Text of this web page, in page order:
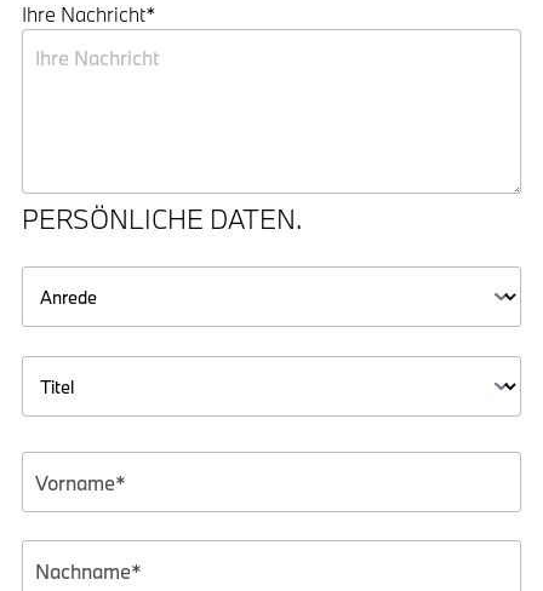
Ihre Nachricht*
PERSÖNLICHE DATEN.